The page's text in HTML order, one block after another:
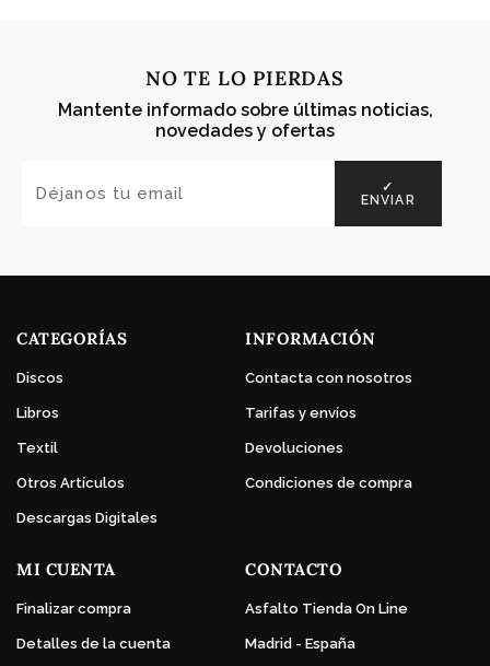
NO TE LO PIERDAS
Mantente informado sobre últimas noticias,
novedades y ofertas
✓
ENVIAR
CATEGORÍAS
Discos
Libros
Textil
Otros Artículos
Descargas Digitales
INFORMACIÓN
Contacta con nosotros
Tarifas y envíos
Devoluciones
Condiciones de compra
MI CUENTA
Finalizar compra
Detalles de la cuenta
CONTACTO
Asfalto Tienda On Line
Madrid - España